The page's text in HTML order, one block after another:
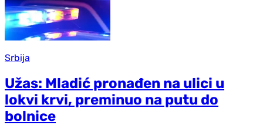
Srbija
Užas: Mladić pronađen na ulici u
lokvi krvi, preminuo na putu do
bolnice